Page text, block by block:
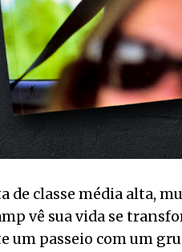
de classe média alta,
vê sua vida se
um passeio com um